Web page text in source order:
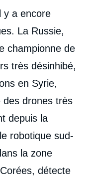
y a encore
La Russie,
championne de
très désinhibé,
en Syrie,
des drones très
depuis la
robotique sud-
la zone
détecte